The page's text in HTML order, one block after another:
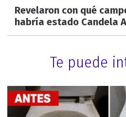
Revelaron con qué
habría estado Candela
Te puede